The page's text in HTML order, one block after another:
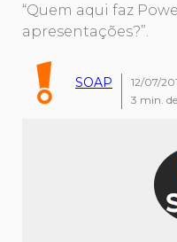
“Quem aqui faz
apresentações?”.
SOAP
12/07/
3 min.